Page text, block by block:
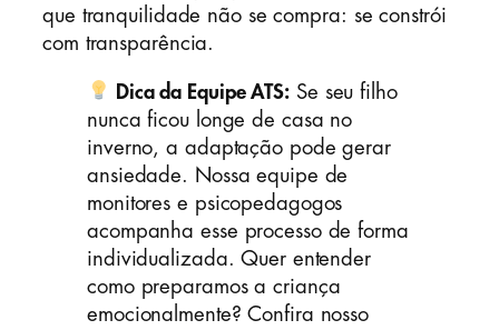
que tranquilidade não se compra: se constrói
com transparência.
Dica da Equipe ATS: Se seu filho
nunca ficou longe de casa no
inverno, a adaptação pode gerar
ansiedade. Nossa equipe de
monitores e psicopedagogos
acompanha esse processo de forma
individualizada. Quer entender
como preparamos a criança
emocionalmente? Confira nosso